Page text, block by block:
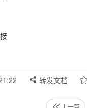
转发文档